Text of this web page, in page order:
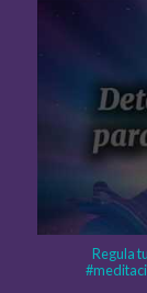
Regula